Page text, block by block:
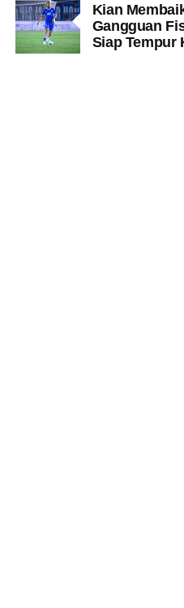
Kian
Gangguan
Siap Tempur